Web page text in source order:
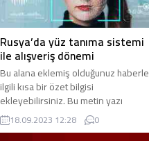
Rusya’da yüz tanıma sistemi
ile alışveriş dönemi
Bu alana eklemiş olduğunuz haberle
ilgili kısa bir özet bilgisi
ekleyebilirsiniz. Bu metin yazı
düzenleme sayfasında “Özet”
bölümünden eklenebilir. Özet
18.09.2023 12:28 0